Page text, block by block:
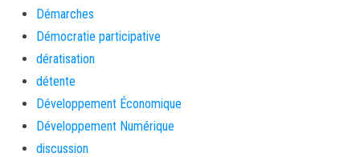
Démarches
Démocratie participative
dératisation
détente
Développement Économique
Développement Numérique
discussion